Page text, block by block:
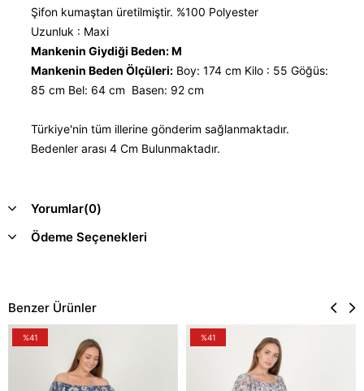
Şifon kumaştan üretilmiştir. %100 Polyester
Uzunluk : Maxi
Mankenin Giydiği Beden: M
Mankenin Beden Ölçüleri: Boy: 174 cm Kilo : 55 Göğüs:
85 cm Bel: 64 cm Basen: 92 cm
Türkiye'nin tüm illerine gönderim sağlanmaktadır.
Bedenler arası 4 Cm Bulunmaktadır.
Yorumlar(0)
Ödeme Seçenekleri
Benzer Ürünler
%41 %41